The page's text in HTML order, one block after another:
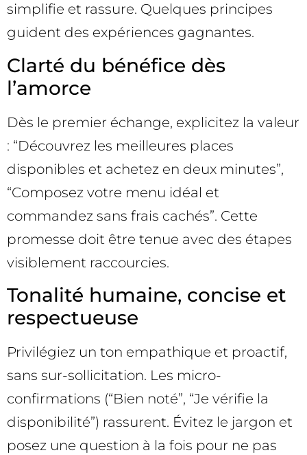
simplifie et rassure. Quelques principes
guident des expériences gagnantes.
Clarté du bénéfice dès
l’amorce
Dès le premier échange, explicitez la valeur
: “Découvrez les meilleures places
disponibles et achetez en deux minutes”,
“Composez votre menu idéal et
commandez sans frais cachés”. Cette
promesse doit être tenue avec des étapes
visiblement raccourcies.
Tonalité humaine, concise et
respectueuse
Privilégiez un ton empathique et proactif,
sans sur-sollicitation. Les micro-
confirmations (“Bien noté”, “Je vérifie la
disponibilité”) rassurent. Évitez le jargon et
posez une question à la fois pour ne pas